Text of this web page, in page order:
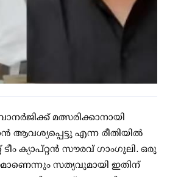
മത്സരിക്കാനായി
എന്ന രീതിയില്‍
ക്യാപ്റ്റന്‍ സൗരവ് ഗാംഗുലി. ഒരു
സത്യവുമായി ഇതിന്